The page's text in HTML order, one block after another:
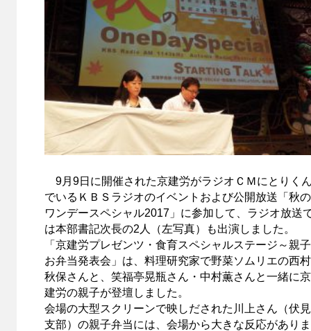
9月9日に開催された京建労がラジオＣＭにとりく
でいるＫＢＳラジオのイベントおよび公開放送「秋の
ワンデースペシャル2017」に参加して、ラジオ放送
は本部書記次長の2人（左写真）も出演しました。
「京建労プレゼンツ・食育スペシャルステージ～親子
お弁当発表会」は、料理研究家で野菜ソムリエの西村
秋保さんと、笑福亭晃瓶さん・中村薫さんと一緒に京
建労の親子が登壇しました。
会場の大型スクリーンで映しだされた川上さん（伏見
支部）の親子弁当には、会場から大きな反応がありま